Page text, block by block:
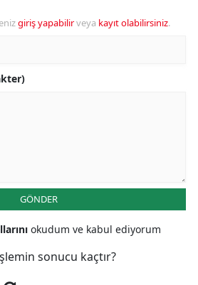
giriş yapabilirveya kayıt olabilirsiniz.
GÖNDER
okudum ve kabul ediyorum
sonucu kaçtır?